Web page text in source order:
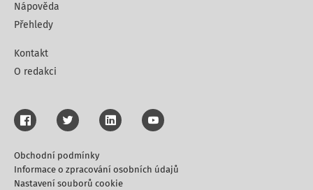
Nápověda
Přehledy
Kontakt
O redakci
Obchodní podmínky
Informace o zpracování osobních údajů
Nastavení souborů cookie